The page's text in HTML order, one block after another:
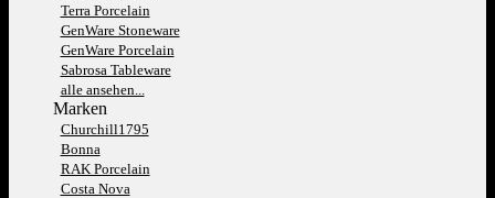
Terra Porcelain
GenWare Stoneware
GenWare Porcelain
Sabrosa Tableware
alle ansehen...
Marken
Churchill1795
Bonna
RAK Porcelain
Costa Nova